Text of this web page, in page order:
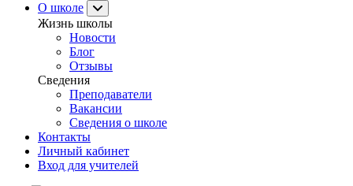
О школе
Жизнь школы
Новости
Блог
Отзывы
Сведения
Преподаватели
Вакансии
Сведения о школе
Контакты
Личный кабинет
Вход для учителей